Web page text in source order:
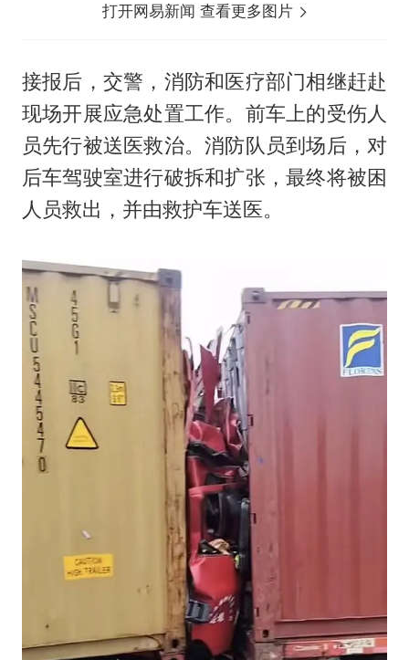
打开网易新闻 查看更多图片
接报后，交警，消防和医疗部门相继赶赴
现场开展应急处置工作。前车上的受伤人
员先行被送医救治。消防队员到场后，对
后车驾驶室进行破拆和扩张，最终将被困
人员救出，并由救护车送医。